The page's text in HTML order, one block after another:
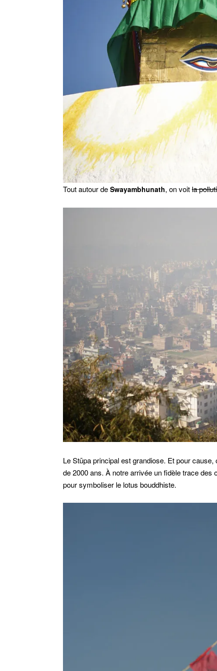
Tout autour de Swayambhunath, on voitla
Le Stūpa principal est grandiose. Et pour
de 2000 ans. À notre arrivée un fidèle trace
pour symboliser le lotus bouddhiste.